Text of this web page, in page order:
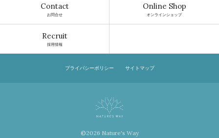
Contact
お問合せ
Online Shop
オンラインショップ
Recruit
採用情報
プライバシーポリシー サイトマップ
©2026 Nature's Way